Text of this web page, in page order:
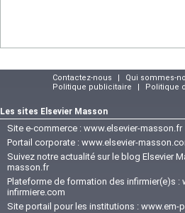
Contactez-nous | Qui sommes-
Politique publicitaire
| Politique
Les sites Elsevier Masson
Site e-commerce : www.elsevier-masson.fr
Portail corporate : www.elsevier-
Suivez notre actualité sur le blog Elsevier
masson.fr
Plateforme de formation des infirmier(e)s :
infirmiere.com
Site portail pour les institutions : www.em-